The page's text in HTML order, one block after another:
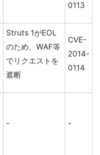
0113
Struts 1がEOL
のため、WAF等
でリクエストを
遮断
CVE-
2014-
0114
- -